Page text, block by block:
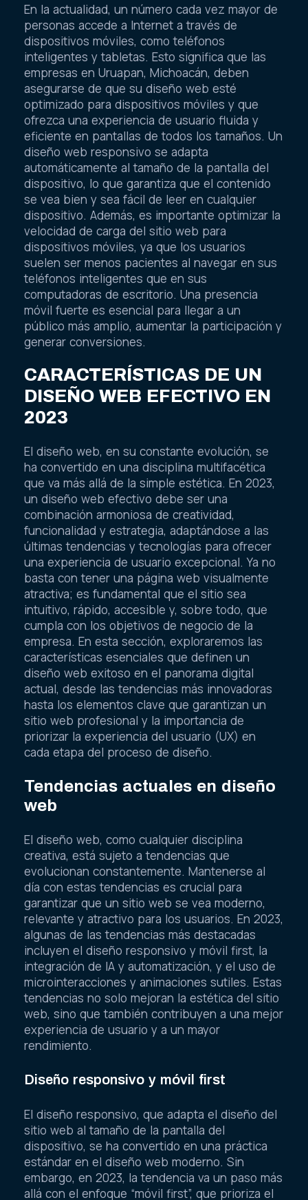
En la actualidad, un número cada vez mayor de
personas accede a Internet a través de
dispositivos móviles, como teléfonos
inteligentes y tabletas. Esto significa que las
empresas en Uruapan, Michoacán, deben
asegurarse de que su diseño web esté
optimizado para dispositivos móviles y que
ofrezca una experiencia de usuario fluida y
eficiente en pantallas de todos los tamaños. Un
diseño web responsivo se adapta
automáticamente al tamaño de la pantalla del
dispositivo, lo que garantiza que el contenido
se vea bien y sea fácil de leer en cualquier
dispositivo. Además, es importante optimizar la
velocidad de carga del sitio web para
dispositivos móviles, ya que los usuarios
suelen ser menos pacientes al navegar en sus
teléfonos inteligentes que en sus
computadoras de escritorio. Una presencia
móvil fuerte es esencial para llegar a un
público más amplio, aumentar la participación y
generar conversiones.
CARACTERÍSTICAS DE UN
DISEÑO WEB EFECTIVO EN
2023
El diseño web, en su constante evolución, se
ha convertido en una disciplina multifacética
que va más allá de la simple estética. En 2023,
un diseño web efectivo debe ser una
combinación armoniosa de creatividad,
funcionalidad y estrategia, adaptándose a las
últimas tendencias y tecnologías para ofrecer
una experiencia de usuario excepcional. Ya no
basta con tener una página web visualmente
atractiva; es fundamental que el sitio sea
intuitivo, rápido, accesible y, sobre todo, que
cumpla con los objetivos de negocio de la
empresa. En esta sección, exploraremos las
características esenciales que definen un
diseño web exitoso en el panorama digital
actual, desde las tendencias más innovadoras
hasta los elementos clave que garantizan un
sitio web profesional y la importancia de
priorizar la experiencia del usuario (UX) en
cada etapa del proceso de diseño.
Tendencias actuales en diseño
web
El diseño web, como cualquier disciplina
creativa, está sujeto a tendencias que
evolucionan constantemente. Mantenerse al
día con estas tendencias es crucial para
garantizar que un sitio web se vea moderno,
relevante y atractivo para los usuarios. En 2023,
algunas de las tendencias más destacadas
incluyen el diseño responsivo y móvil first, la
integración de IA y automatización, y el uso de
microinteracciones y animaciones sutiles. Estas
tendencias no solo mejoran la estética del sitio
web, sino que también contribuyen a una mejor
experiencia de usuario y a un mayor
rendimiento.
Diseño responsivo y móvil first
El diseño responsivo, que adapta el diseño del
sitio web al tamaño de la pantalla del
dispositivo, se ha convertido en una práctica
estándar en el diseño web moderno. Sin
embargo, en 2023, la tendencia va un paso más
allá con el enfoque “móvil first”, que prioriza el